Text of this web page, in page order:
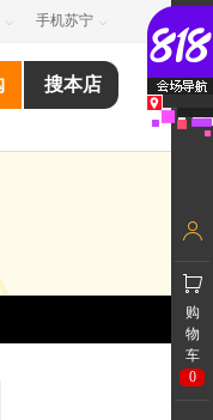
 手机苏宁 
购
物
车
0